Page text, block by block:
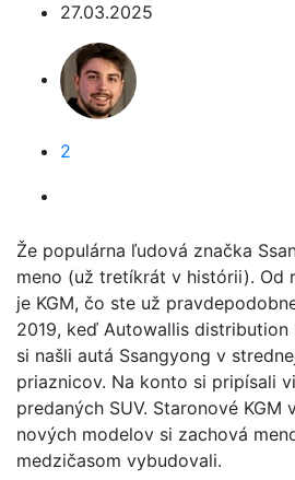
27.03.2025
2
Že populárna ľudová značka
meno (už tretíkrát v histórii). Od
je KGM, čo ste už
2019, keď Autowallis
si našli autá Ssangyong v
priaznicov. Na konto si pripísali
predaných SUV. Staronové KGM
nových modelov si zachová
medzičasom vybudovali.